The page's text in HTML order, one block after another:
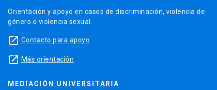
Orientación y apoyo en casos de discriminación, violencia de
género o violencia sexual.
launch Contacto para apoyo
launch Más orientación
MEDIACIÓN UNIVERSITARIA